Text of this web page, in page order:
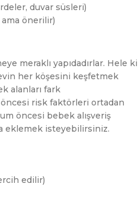
duvar süsleri)
önerilir)
meraklı yapıdadırlar. Hele ki
her köşesini keşfetmek
alanları fark
risk faktörleri ortadan
öncesi bebek alışveriş
eklemek isteyebilirsiniz.
edilir)